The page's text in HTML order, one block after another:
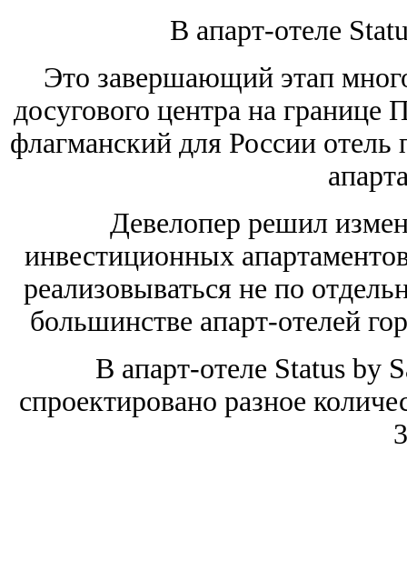
В апарт-отеле
Это завершающий этап
досугового центра на границе
флагманский для России
Девелопер решил
инвестиционных
реализовываться не по
большинстве апарт-отелей
В апарт-отеле Status by
cпроектировано разное